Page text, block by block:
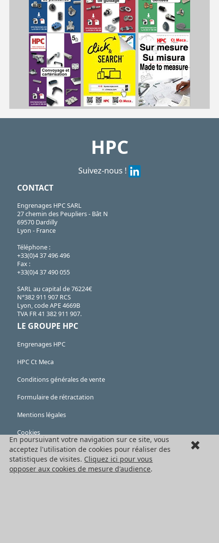
HPC
Suivez-nous !
CONTACT
Engrenages HPC SARL
27 chemin des Peupliers - Bât N
69570 Dardilly
Lyon - France
Téléphone :
+33(0)4 37 496 496
Fax :
+33(0)4 37 490 055
SARL au capital de 76224€
N°382 911 907 RCS
Lyon, code APE 4669B
TVA FR 41 382 911 907.
LE GROUPE HPC
Engrenages HPC
HPC Ct Meca
Conditions générales de vente
Formulaire de rétractation
Mentions légales
Cookies
LES PRODUITS
Eléments mécaniques
En poursuivant votre navigation sur ce site, vous
acceptez l'utilisation de cookies pour réaliser des
statistiques de visites. Cliquez ici pour vous
opposer aux cookies de mesure d'audience.